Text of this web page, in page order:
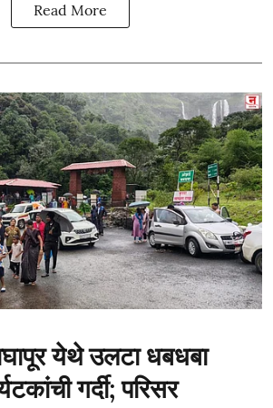
Read More
येथे उलटा धबधबा
गर्दी; परिसर